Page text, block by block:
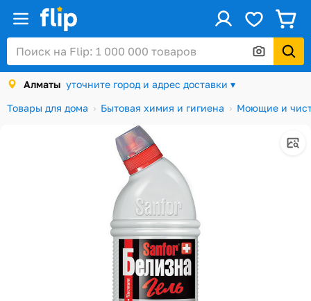
Алматы уточните город и адрес доставки ▾
Товары для дома
Бытовая химия и гигиена Моющие и
Войти / Регистрация
Каталог
Скидки и акции
Подарочные карты
История просмотров